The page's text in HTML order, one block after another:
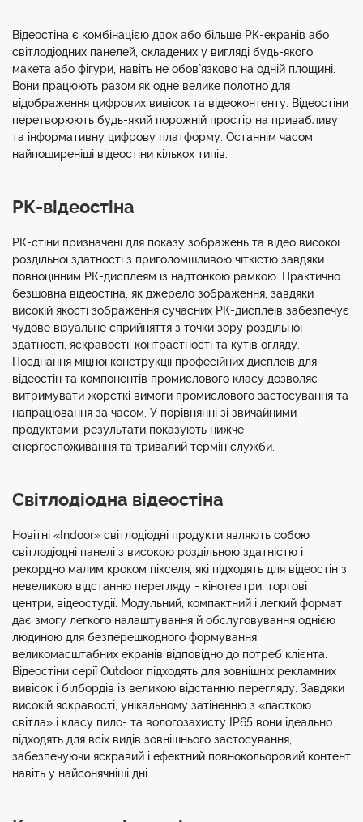
Відеостіна є комбінацією двох або більше РК-екранів або
світлодіодних панелей, складених у вигляді будь-якого
макета або фігури, навіть не обов`язково на одній площині.
Вони працюють разом як одне велике полотно для
відображення цифрових вивісок та відеоконтенту. Відеостіни
перетворюють будь-який порожній простір на привабливу
та інформативну цифрову платформу. Останнім часом
найпоширеніші відеостіни кількох типів.
РК-відеостіна
РК-стіни призначені для показу зображень та відео високої
роздільної здатності з приголомшливою чіткістю завдяки
повноцінним РК-дисплеям із надтонкою рамкою. Практично
безшовна відеостіна, як джерело зображення, завдяки
високій якості зображення сучасних РК-дисплеїв забезпечує
чудове візуальне сприйняття з точки зору роздільної
здатності, яскравості, контрастності та кутів огляду.
Поєднання міцної конструкції професійних дисплеїв для
відеостін та компонентів промислового класу дозволяє
витримувати жорсткі вимоги промислового застосування та
напрацювання за часом. У порівнянні зі звичайними
продуктами, результати показують нижче
енергоспоживання та тривалий термін служби.
Світлодіодна відеостіна
Новітні «Indoor» світлодіодні продукти являють собою
світлодіодні панелі з високою роздільною здатністю і
рекордно малим кроком пікселя, які підходять для відеостін з
невеликою відстанню перегляду - кінотеатри, торгові
центри, відеостудії. Модульний, компактний і легкий формат
дає змогу легкого налаштування й обслуговування однією
людиною для безперешкодного формування
великомасштабних екранів відповідно до потреб клієнта.
Відеостіни серії Outdoor підходять для зовнішніх рекламних
вивісок і білбордів із великою відстанню перегляду. Завдяки
високій яскравості, унікальному затіненню з «пасткою
світла» і класу пило- та вологозахисту IP65 вони ідеально
підходять для всіх видів зовнішнього застосування,
забезпечуючи яскравий і ефектний повнокольоровий контент
навіть у найсонячніші дні.